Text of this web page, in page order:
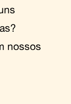
nossos